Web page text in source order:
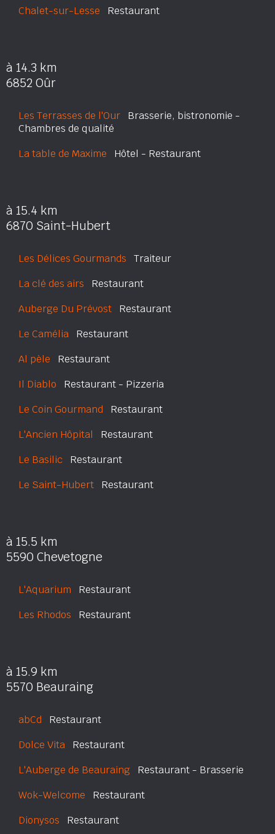
Chalet-sur-Lesse Restaurant
à 14.3 km
6852 Oûr
Les Terrasses de l'Our Brasserie, bistronomie -
Chambres de qualité
La table de Maxime Hôtel - Restaurant
à 15.4 km
6870 Saint-Hubert
Les Délices Gourmands Traiteur
La clé des airs Restaurant
Auberge Du Prévost Restaurant
Le Camélia Restaurant
Al pèle Restaurant
Il Diablo Restaurant - Pizzeria
Le Coin Gourmand Restaurant
L'Ancien Hôpital Restaurant
Le Basilic Restaurant
Le Saint-Hubert Restaurant
à 15.5 km
5590 Chevetogne
L'Aquarium Restaurant
Les Rhodos Restaurant
à 15.9 km
5570 Beauraing
abCd Restaurant
Dolce Vita Restaurant
L'Auberge de Beauraing Restaurant - Brasserie
Wok-Welcome Restaurant
Dionysos Restaurant